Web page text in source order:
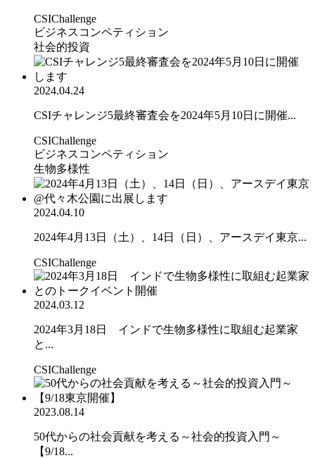
CSIChallenge
ビジネスコンペティション
社会的投資
2024.04.24
CSIチャレンジ5最終審査会を2024年5月10日に開催...
CSIChallenge
ビジネスコンペティション
生物多様性
2024.04.10
2024年4月13日（土）、14日（日）、アースデイ東京...
CSIChallenge
2024.03.12
2024年3月18日 インドで生物多様性に取組む起業家
と...
CSIChallenge
2023.08.14
50代からの社会貢献を考える～社会的投資入門～
【9/18...